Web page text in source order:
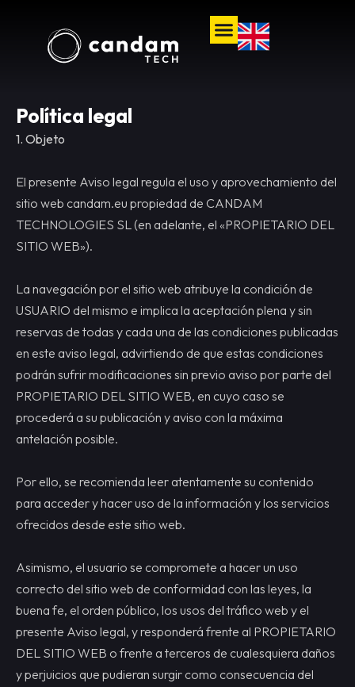
Política legal
1. Objeto
El presente Aviso legal regula el uso y aprovechamiento del
sitio web candam.eu propiedad de CANDAM
TECHNOLOGIES SL (en adelante, el «PROPIETARIO DEL
SITIO WEB»).
La navegación por el sitio web atribuye la condición de
USUARIO del mismo e implica la aceptación plena y sin
reservas de todas y cada una de las condiciones publicadas
en este aviso legal, advirtiendo de que estas condiciones
podrán sufrir modificaciones sin previo aviso por parte del
PROPIETARIO DEL SITIO WEB, en cuyo caso se
procederá a su publicación y aviso con la máxima
antelación posible.
Por ello, se recomienda leer atentamente su contenido
para acceder y hacer uso de la información y los servicios
ofrecidos desde este sitio web.
Asimismo, el usuario se compromete a hacer un uso
correcto del sitio web de conformidad con las leyes, la
buena fe, el orden público, los usos del tráfico web y el
presente Aviso legal, y responderá frente al PROPIETARIO
DEL SITIO WEB o frente a terceros de cualesquiera daños
y perjuicios que pudieran surgir como consecuencia del